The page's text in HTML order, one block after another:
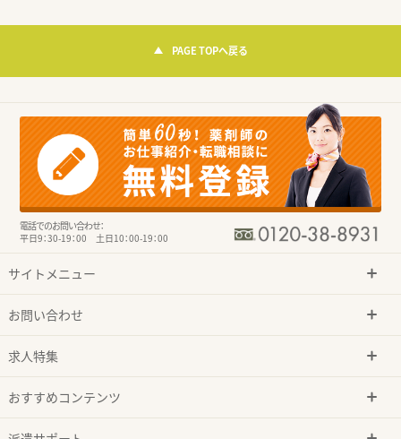
PAGE TOPへ戻る
電話でのお問い合わせ：
平日9：30-19：00 土日10：00-19：00
サイトメニュー
お問い合わせ
求人特集
おすすめコンテンツ